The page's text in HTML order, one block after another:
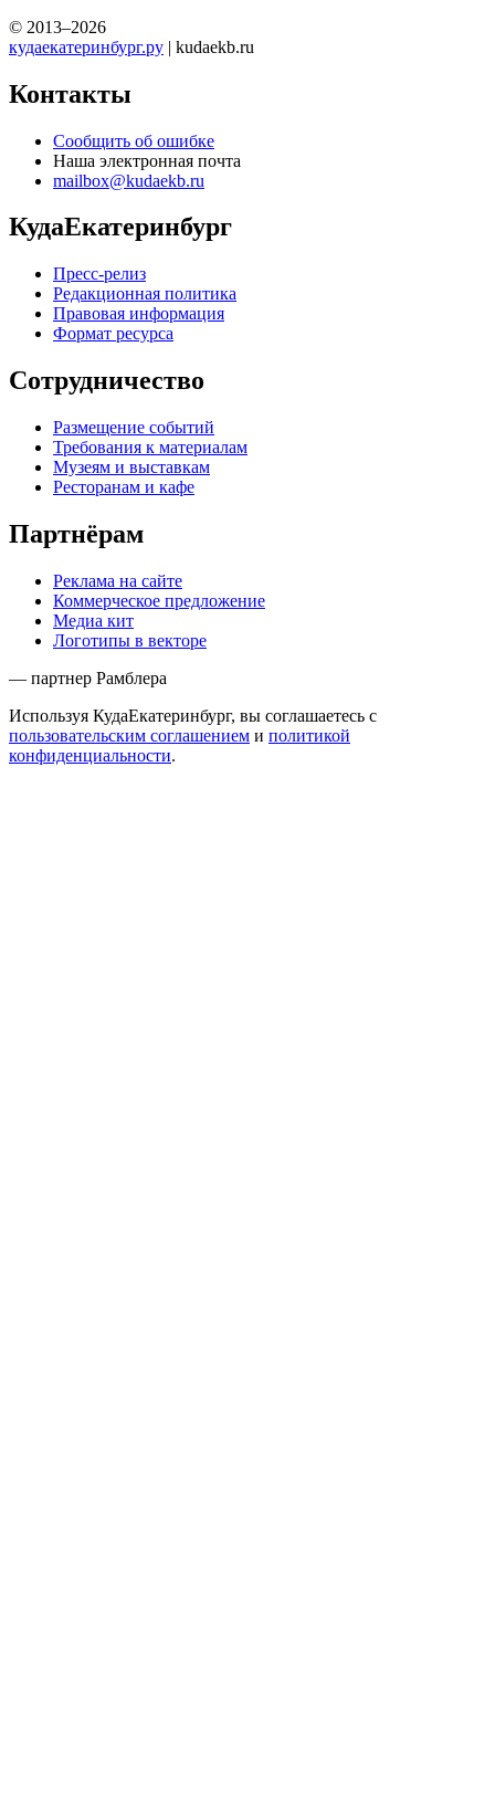
© 2013–2026
кудаекатеринбург.ру | kudaekb.ru
Контакты
Сообщить об ошибке
Наша электронная почта
mailbox@kudaekb.ru
КудаЕкатеринбург
Пресс-релиз
Редакционная политика
Правовая информация
Формат ресурса
Сотрудничество
Размещение событий
Требования к материалам
Музеям и выставкам
Ресторанам и кафе
Партнёрам
Реклама на сайте
Коммерческое предложение
Медиа кит
Логотипы в векторе
— партнер Рамблера
Используя КудаЕкатеринбург, вы соглашаетесь с
пользовательским соглашением и политикой
конфиденциальности.